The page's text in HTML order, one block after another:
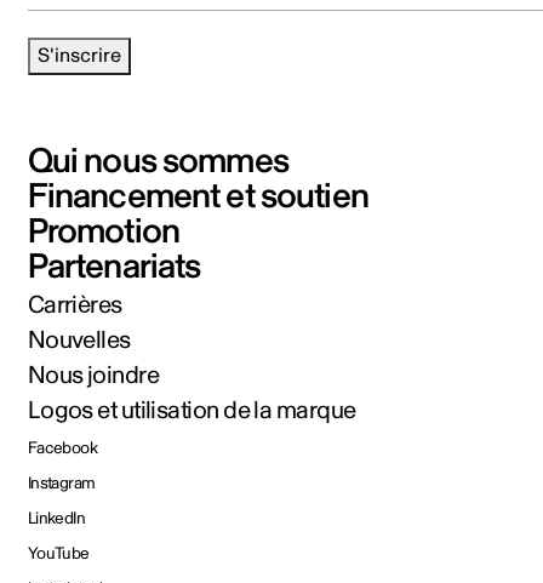
S'inscrire
Qui nous sommes
Financement et soutien
Promotion
Partenariats
Carrières
Nouvelles
Nous joindre
Logos et utilisation de la marque
Facebook
Instagram
LinkedIn
YouTube